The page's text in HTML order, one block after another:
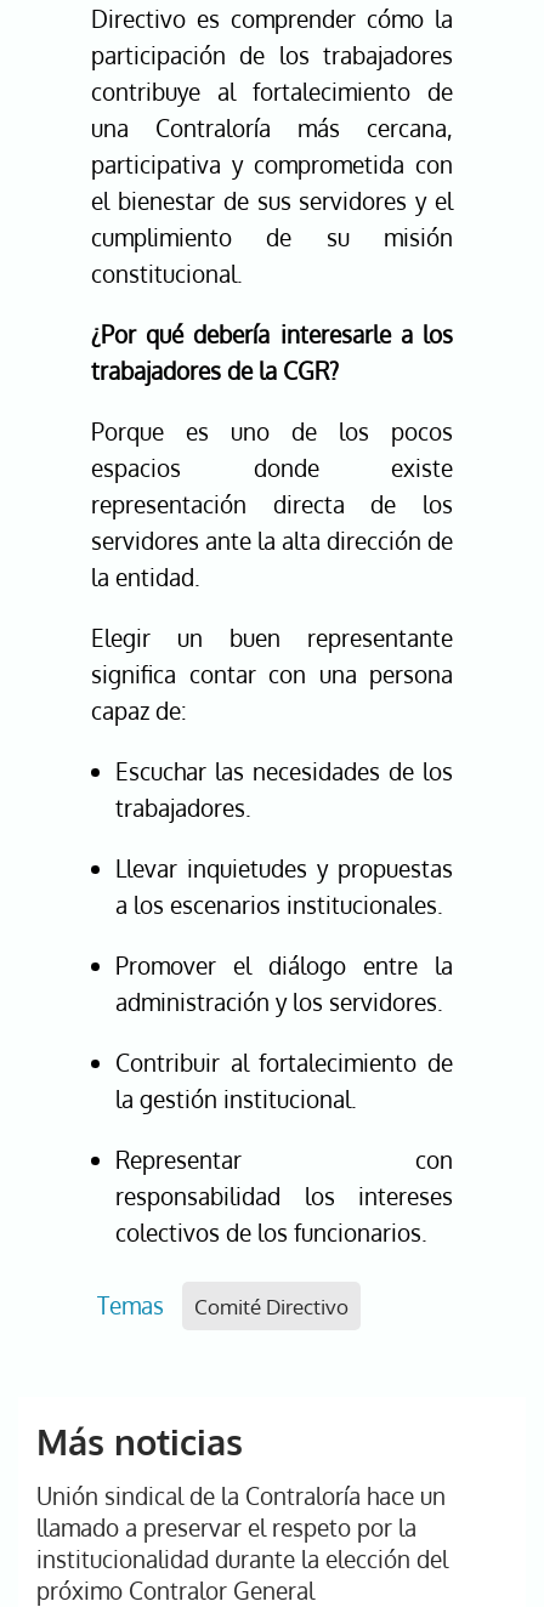
Directivo es comprender cómo la
participación de los trabajadores
contribuye al fortalecimiento de
una Contraloría más cercana,
participativa y comprometida con
el bienestar de sus servidores y el
cumplimiento de su misión
constitucional.
¿Por qué debería interesarle a los
trabajadores de la CGR?
Porque es uno de los pocos
espacios donde existe
representación directa de los
servidores ante la alta dirección de
la entidad.
Elegir un buen representante
significa contar con una persona
capaz de:
Escuchar las necesidades de los
trabajadores.
Llevar inquietudes y propuestas
a los escenarios institucionales.
Promover el diálogo entre la
administración y los servidores.
Contribuir al fortalecimiento de
la gestión institucional.
Representar con
responsabilidad los intereses
colectivos de los funcionarios.
Temas Comité Directivo
Más noticias
Unión sindical de la Contraloría hace un
llamado a preservar el respeto por la
institucionalidad durante la elección del
próximo Contralor General